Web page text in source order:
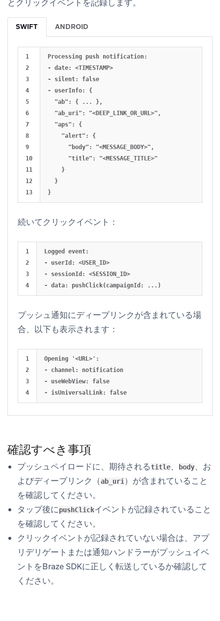
とクリックイベントを記録します。
SWIFT ANDROID
1
2
3
4
5
6
7
8
9
10
11
12
Processing push notification:
- date: <TIMESTAMP>
- silent: false
- userInfo: {
  "ab": { ... },
  "ab_uri": "<DEEP_LINK_OR_URL>",
  "aps": {
    "alert": {
      "body": "<MESSAGE_BODY>",
      "title": "<MESSAGE_TITLE>"
    }
  }
続いてクリックイベント：
1
2
3
Logged event:
- userId: <USER_ID>
- sessionId: <SESSION_ID>
プッシュ通知にディープリンクが含まれている場
合、以下も表示されます：
1
2
3
Opening '<URL>':
- channel: notification
- useWebView: false
確認すべき事項
プッシュペイロードに、期待されるtitle、 body、お
よびディープリンク（ab_uri ）が含まれていること
を確認してください。
タップ後にpushClickイベントが記録されていること
を確認してください。
クリックイベントが記録されていない場合は、アプ
リデリゲートまたは通知ハンドラーがプッシュイベ
ントをBraze SDKに正しく転送しているか確認して
ください。